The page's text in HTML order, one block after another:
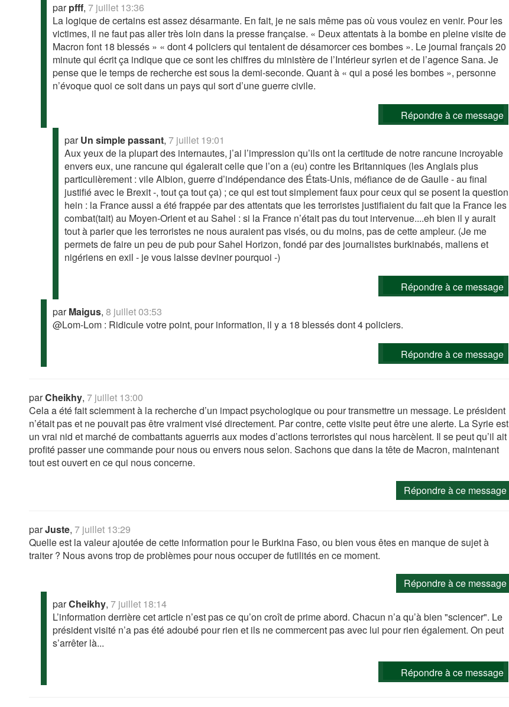
parpfff, 7 juillet 13:36
La logique de certains est assez désarmante. En fait, je ne sais même pas où vous voulez en venir. Pour les
victimes, il ne faut pas aller très loin dans la presse française. « Deux attentats à la bombe en pleine visite de
Macron font 18 blessés » « dont 4 policiers qui tentaient de désamorcer ces bombes ». Le journal français 20
minute qui écrit ça indique que ce sont les chiffres du ministère de l’Intérieur syrien et de l’agence Sana. Je
pense que le temps de recherche est sous la demi-seconde. Quant à « qui a posé les bombes », personne
n’évoque quoi ce soit dans un pays qui sort d’une guerre civile.
Répondre à ce message
parUn simple passant, 7 juillet 19:01
Aux yeux de la plupart des internautes, j’ai l’impression qu’ils ont la certitude de notre rancune incroyable
envers eux, une rancune qui égalerait celle que l’on a (eu) contre les Britanniques (les Anglais plus
particulièrement : vile Albion, guerre d’indépendance des États-Unis, méfiance de de Gaulle - au final
justifié avec le Brexit -, tout ça tout ça) ; ce qui est tout simplement faux pour ceux qui se posent la question
hein : la France aussi a été frappée par des attentats que les terroristes justifiaient du fait que la France les
combat(tait) au Moyen-Orient et au Sahel : si la France n’était pas du tout intervenue....eh bien il y aurait
tout à parier que les terroristes ne nous auraient pas visés, ou du moins, pas de cette ampleur. (Je me
permets de faire un peu de pub pour Sahel Horizon, fondé par des journalistes burkinabés, maliens et
nigériens en exil - je vous laisse deviner pourquoi -)
Répondre à ce message
parMaigus, 8 juillet 03:53
@Lom-Lom : Ridicule votre point, pour information, il y a 18 blessés dont 4 policiers.
Répondre à ce message
parCheikhy, 7 juillet 13:00
Cela a été fait sciemment à la recherche d’un impact psychologique ou pour transmettre un message. Le président
n’était pas et ne pouvait pas être vraiment visé directement. Par contre, cette visite peut être une alerte. La Syrie est
un vrai nid et marché de combattants aguerris aux modes d’actions terroristes qui nous harcèlent. Il se peut qu’il ait
profité passer une commande pour nous ou envers nous selon. Sachons que dans la tête de Macron, maintenant
tout est ouvert en ce qui nous concerne.
Répondre à ce message
parJuste, 7 juillet 13:29
Quelle est la valeur ajoutée de cette information pour le Burkina Faso, ou bien vous êtes en manque de sujet à
traiter ? Nous avons trop de problèmes pour nous occuper de futilités en ce moment.
Répondre à ce message
parCheikhy, 7 juillet 18:14
L’information derrière cet article n’est pas ce qu’on croît de prime abord. Chacun n’a qu’à bien "sciencer". Le
président visité n’a pas été adoubé pour rien et ils ne commercent pas avec lui pour rien également. On peut
s’arrêter là...
Répondre à ce message